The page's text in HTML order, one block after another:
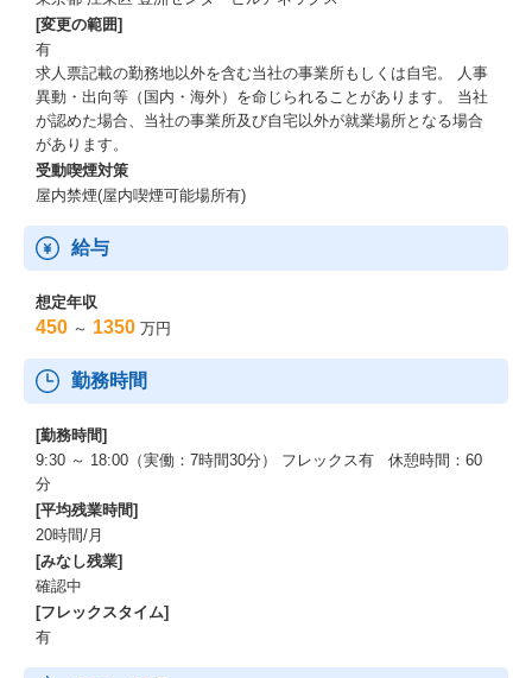
[変更の範囲]
有
求人票記載の勤務地以外を含む当社の事業所もしくは自宅。 人事
異動・出向等（国内・海外）を命じられることがあります。 当社
が認めた場合、当社の事業所及び自宅以外が就業場所となる場合
があります。
受動喫煙対策
屋内禁煙(屋内喫煙可能場所有)
給与
想定年収
450 ～ 1350 万円
勤務時間
[勤務時間]
9:30 ～ 18:00（実働：7時間30分） フレックス有 休憩時間：60
分
[平均残業時間]
20時間/月
[みなし残業]
確認中
[フレックスタイム]
有